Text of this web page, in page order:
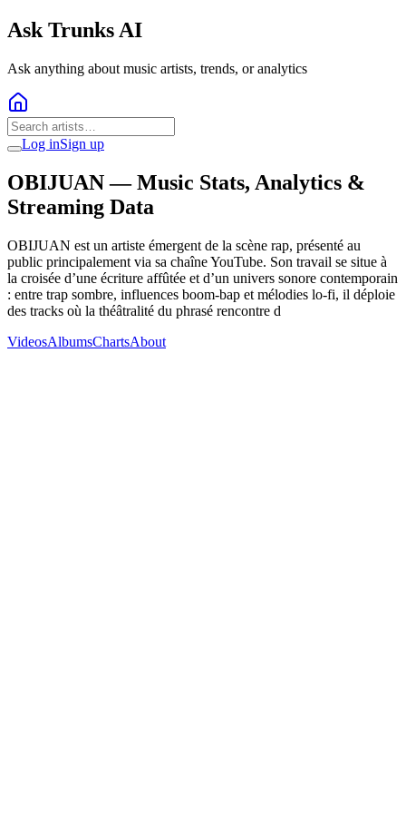
Ask Trunks AI
Ask anything about music artists, trends, or analytics
Log inSign up
OBIJUAN— Music Stats, Analytics &
Streaming Data
OBIJUAN est un artiste émergent de la scène rap, présenté au
public principalement via sa chaîne YouTube. Son travail se situe à
la croisée d’une écriture affûtée et d’un univers sonore contemporain
: entre trap sombre, influences boom‑bap et mélodies lo‑fi, il déploie
des tracks où la théâtralité du phrasé rencontre d
VideosAlbumsChartsAbout